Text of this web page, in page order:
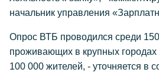
начальник управления
Опрос ВТБ проводился среди
проживающих в крупных
100 000 жителей, - уточняется в